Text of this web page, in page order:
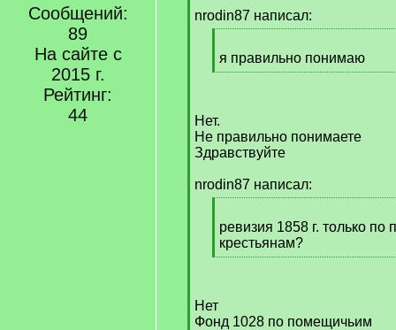
Сообщений:
89
На сайте с
2015 г.
Рейтинг:
44
q
nrodin87 написал:
q
]
я правильно понимаю
[
Нет.
Не правильно понимаете
Здравствуйте
nrodin87 написал:
q
]
ревизия 1858 г. только
крестьянам?
[
Нет
Фонд 1028 по помещичьим